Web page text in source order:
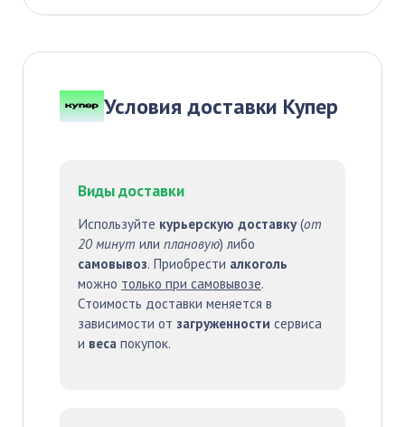
Условия доставки Купер
Виды доставки
Используйте курьерскую доставку(от
20 минут или плановую) либо
самовывоз. Приобрести алкоголь
можно только при самовывозе.
Стоимость доставки меняется в
зависимости от загруженности сервиса
и веса покупок.